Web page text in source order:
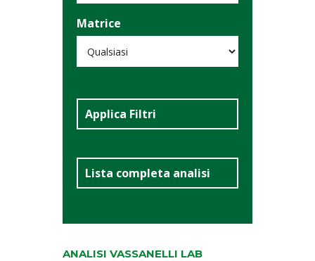
Matrice
Applica Filtri
Lista completa analisi
ANALISI VASSANELLI LAB